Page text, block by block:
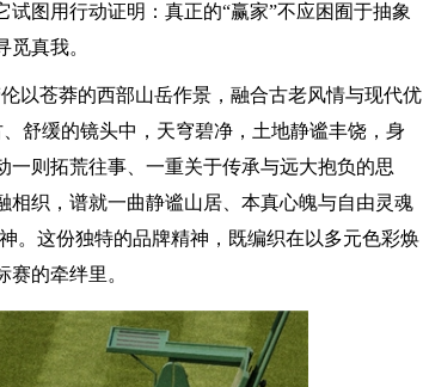
图用行动证明：真正的“赢家”不应困囿于抽象
真我。
以苍莽的西部山岳作景，融合古老风情与现代优
舒缓的镜头中，天穹碧净，土地静谧丰饶，身
则拓荒往事、一重关于传承与远大抱负的思
织，谱就一曲静谧山居、本真心魄与自由灵魂
。这份独特的品牌精神，既编织在以多元色彩焕
的牵绊里。